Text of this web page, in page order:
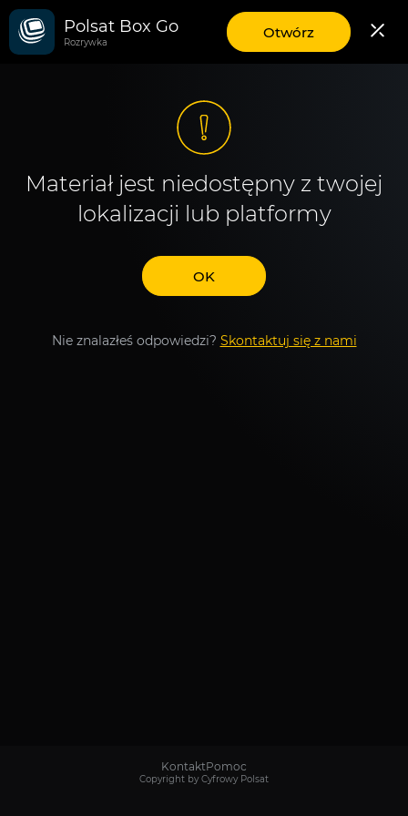
Polsat Box Go
Rozrywka
Otwórzaplikację
mobilną
Polsat
Materiał jest niedostępny z twojej
lokalizacji lub platformy
OK
Nie znalazłeś odpowiedzi? Skontaktuj się z nami
KontaktPomoc
Copyright by Cyfrowy Polsat